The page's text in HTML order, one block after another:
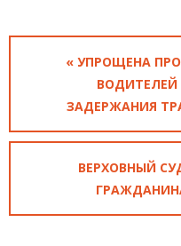
« УПРОЩЕНА
ВОДИТЕЛЕЙ
ЗАДЕРЖАНИЯ
ВЕРХОВНЫЙ